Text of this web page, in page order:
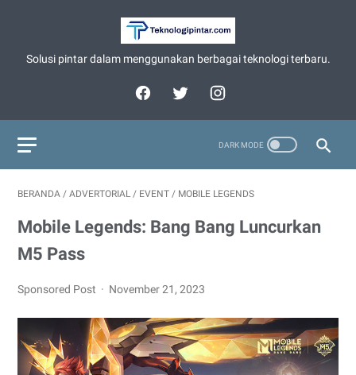
Solusi pintar dalam menggunakan berbagai teknologi terbaru.
BERANDA / ADVERTORIAL / EVENT / MOBILE LEGENDS
Mobile Legends: Bang Bang Luncurkan
M5 Pass
Sponsored Post November 21, 2023